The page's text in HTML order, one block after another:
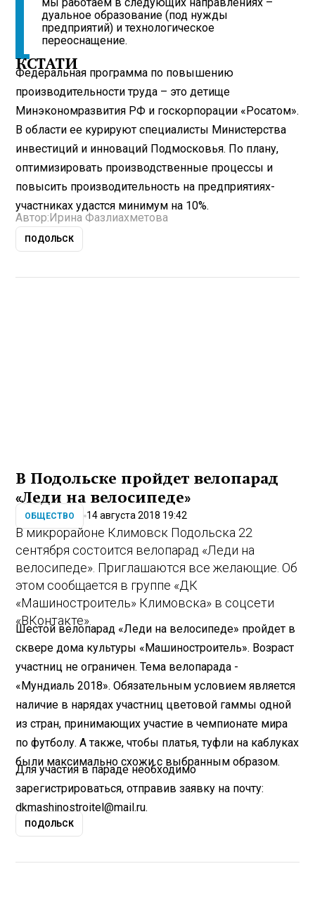
дуальное образование (под нужды
предприятий) и технологическое
переоснащение.
КСТАТИ
Федеральная программа по повышению
производительности труда – это детище
Минэкономразвития РФ и госкорпорации «Росатом».
В области ее курируют специалисты Министерства
инвестиций и инноваций Подмосковья. По плану,
оптимизировать производственные процессы и
повысить производительность на предприятиях-
участниках удастся минимум на 10%.
Автор:Ирина Фазлиахметова
ПОДОЛЬСК
В Подольске пройдет велопарад
«Леди на велосипеде»
ОБЩЕСТВО 14 августа 2018 19:42
В микрорайоне Климовск Подольска 22
сентября состоится велопарад «Леди на
велосипеде». Приглашаются все желающие. Об
этом сообщается в группе «ДК
«Машиностроитель» Климовска» в соцсети
«ВКонтакте».
Шестой велопарад «Леди на велосипеде» пройдет в
сквере дома культуры «Машиностроитель». Возраст
участниц не ограничен. Тема велопарада -
«Мундиаль 2018». Обязательным условием является
наличие в нарядах участниц цветовой гаммы одной
из стран, принимающих участие в чемпионате мира
по футболу. А также, чтобы платья, туфли на каблуках
были максимально схожи с выбранным образом.
Для участия в параде необходимо
зарегистрироваться, отправив заявку на почту:
dkmashinostroitel@mail.ru.
ПОДОЛЬСК